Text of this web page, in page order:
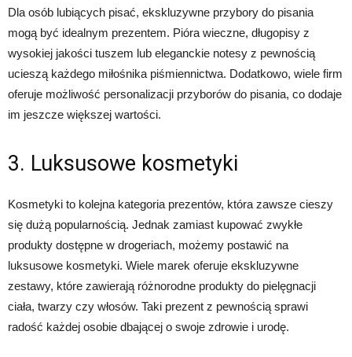
Dla osób lubiących pisać, ekskluzywne przybory do pisania
mogą być idealnym prezentem. Pióra wieczne, długopisy z
wysokiej jakości tuszem lub eleganckie notesy z pewnością
ucieszą każdego miłośnika piśmiennictwa. Dodatkowo, wiele firm
oferuje możliwość personalizacji przyborów do pisania, co dodaje
im jeszcze większej wartości.
3. Luksusowe kosmetyki
Kosmetyki to kolejna kategoria prezentów, która zawsze cieszy
się dużą popularnością. Jednak zamiast kupować zwykłe
produkty dostępne w drogeriach, możemy postawić na
luksusowe kosmetyki. Wiele marek oferuje ekskluzywne
zestawy, które zawierają różnorodne produkty do pielęgnacji
ciała, twarzy czy włosów. Taki prezent z pewnością sprawi
radość każdej osobie dbającej o swoje zdrowie i urodę.